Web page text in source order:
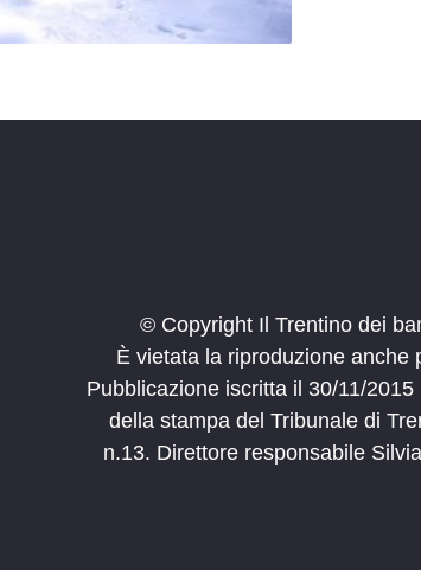
© Copyright Il Trentino dei
È vietata la riproduzione anche
Pubblicazione iscritta il 30/11/2015
della stampa del Tribunale di
n.13. Direttore responsabile